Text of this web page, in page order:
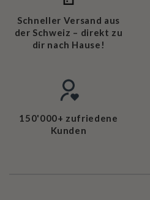
Schneller Versand aus
der Schweiz – direkt zu
dir nach Hause!
150'000+ zufriedene
Kunden